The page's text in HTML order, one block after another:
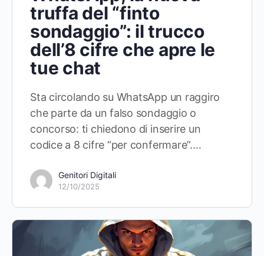
truffa del “finto
sondaggio”: il trucco
dell’8 cifre che apre le
tue chat
Sta circolando su WhatsApp un raggiro
che parte da un falso sondaggio o
concorso: ti chiedono di inserire un
codice a 8 cifre “per confermare”.…
Genitori Digitali
12/10/2025